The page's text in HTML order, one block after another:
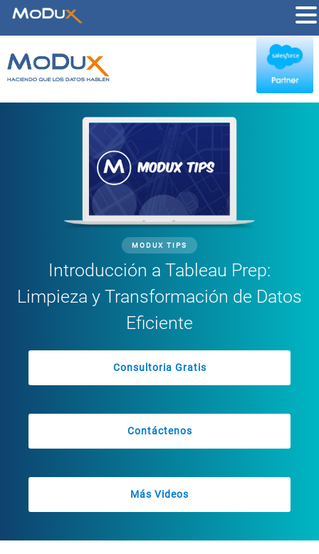
MODUX TIPS
Introducción a Tableau Prep:
Limpieza y Transformación de Datos
Eficiente
Consultoria Gratis
Contáctenos
Más Videos